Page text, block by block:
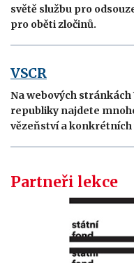
světě službu pro
pro oběti zločinů.
VSCR
Na webových stránkách
republiky najdete
vězeňství a konkrétních
Partneři lekce